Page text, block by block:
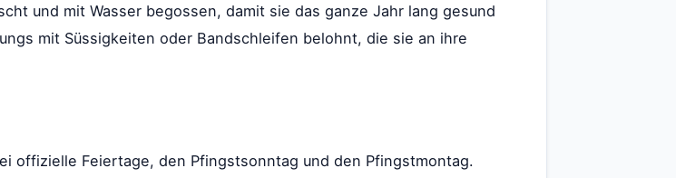
und mit Wasser begossen, damit sie das ganze Jahr lang gesund
mit Süssigkeiten oder Bandschleifen belohnt, die sie an ihre
offizielle Feiertage, den Pfingstsonntag und den Pfingstmontag.